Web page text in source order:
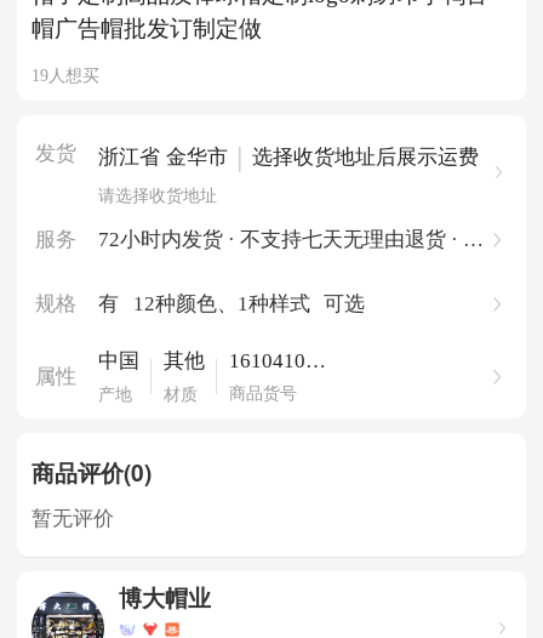
帽广告帽批发订制定做
19人想买
发货 浙江省 金华市 | 选择收货地址后展示运费
请选择收货地址
服务
72小时内发货 · 不支持七天无理由退货 · 一
规格
有 12种颜色、1种样式 可选
属性
中国
产地
其他
材质
161041030
0325
商品货号
商品评价(0)
暂无评价
博大帽业